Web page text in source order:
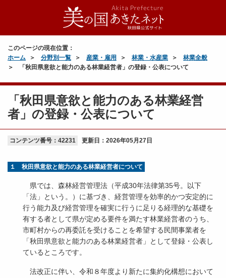
このページの現在位置：
ホーム
分野別一覧 産業・雇用 林業・水産業
林業全般
「秋田県意欲と能力のある林業経営者」の登録・公表について
「秋田県意欲と能力のある林業経営
者」の登録・公表について
コンテンツ番号：42231 更新日： 2026年05月27日
１ 秋田県意欲と能力のある林業経営者について
県では、森林経営管理法（平成30年法律第35号。以下
「法」という。）に基づき、経営管理を効率的かつ安定的に
行う能力及び経営管理を確実に行うに足りる経理的な基礎を
有する者として県が定める要件を満たす林業経営者のうち、
市町村からの再委託を受けることを希望する民間事業者を
「秋田県意欲と能力のある林業経営者」として登録・公表し
ているところです。
法改正に伴い、令和８年度より新たに集約化構想において